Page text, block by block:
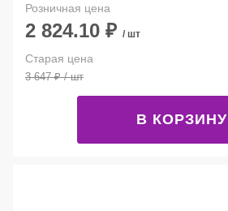
Розничная цена
2 824.10 ₽ / шт
Старая цена
3 647₽/ шт
В КОРЗИНУ